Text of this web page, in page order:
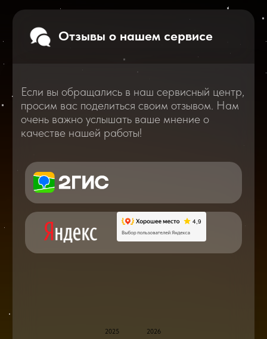
очень важно услышать ваше мнение о
Перейти
Блог статей - важное,
В нашем блоге статей мы расскажем
Вам о самом важном, полезном и новом
в мире смартфонов и не только